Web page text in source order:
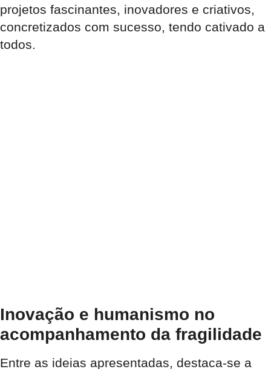
projetos fascinantes, inovadores e criativos,
concretizados com sucesso, tendo cativado a
todos.
Inovação e humanismo no
acompanhamento da fragilidade
Entre as ideias apresentadas, destaca-se a